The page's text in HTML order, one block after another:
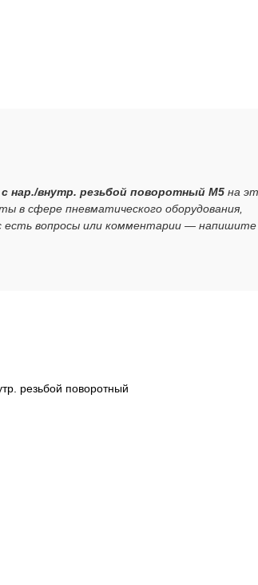
с нар./внутр. резьбой поворотный M5 на
в сфере пневматического оборудования,
есть вопросы или комментарии — напишите
резьбой поворотный